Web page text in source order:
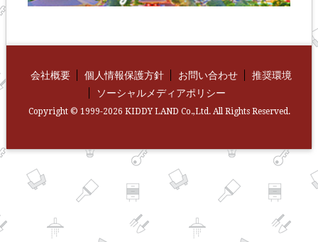
会社概要 個人情報保護方針 お問い合わせ
推奨環境
ソーシャルメディアポリシー
Copyright © 1999-2026 KIDDY LAND Co.,Ltd. All Rights Reserved.